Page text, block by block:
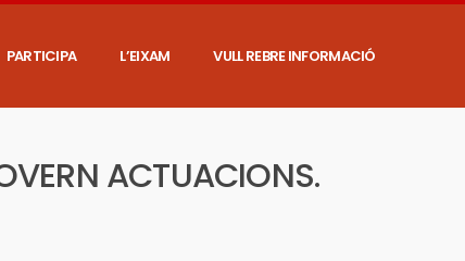
PARTICIPA L’EIXAM VULL REBRE INFORMACIÓ
ACTUACIONS.